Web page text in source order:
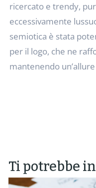
ricercato e trendy,
eccessivamente
semiotica è stata
per il logo, che ne
mantenendo
Ti potrebbe